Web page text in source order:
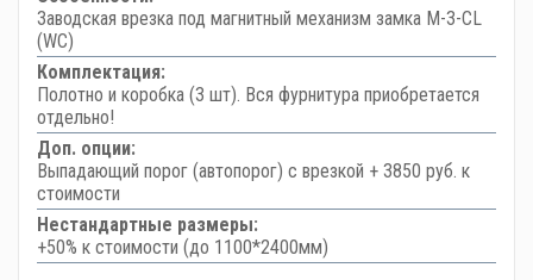
Заводская врезка под магнитный механизм замка M-3-CL
(WC)
Комплектация:
Полотно и коробка (3 шт). Вся фурнитура приобретается
отдельно!
Доп. опции:
Выпадающий порог (автопорог) с врезкой + 3850 руб. к
стоимости
Нестандартные размеры:
+50% к стоимости (до 1100*2400мм)